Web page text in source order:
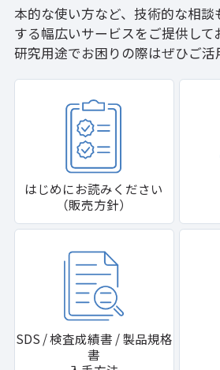
本的な使い方など、技術的な相
する幅広いサービスをご提供して
研究用途でお困りの際はぜひご活
はじめにお読みください
（販売方針）
SDS / 検査成績書 / 製品規格
書